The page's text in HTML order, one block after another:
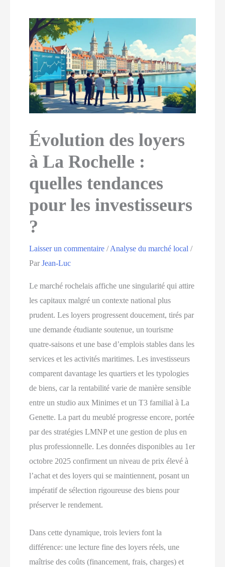
Évolution des loyers
à La Rochelle :
quelles tendances
pour les investisseurs
?
Laisser un commentaire /Analyse du marché local /
ParJean-Luc
Le marché rochelais affiche une singularité qui attire
les capitaux malgré un contexte national plus
prudent. Les loyers progressent doucement, tirés par
une demande étudiante soutenue, un tourisme
quatre-saisons et une base d’emplois stables dans les
services et les activités maritimes. Les investisseurs
comparent davantage les quartiers et les typologies
de biens, car la rentabilité varie de manière sensible
entre un studio aux Minimes et un T3 familial à La
Genette. La part du meublé progresse encore, portée
par des stratégies LMNP et une gestion de plus en
plus professionnelle. Les données disponibles au 1er
octobre 2025 confirment un niveau de prix élevé à
l’achat et des loyers qui se maintiennent, posant un
impératif de sélection rigoureuse des biens pour
préserver le rendement.
Dans cette dynamique, trois leviers font la
différence: une lecture fine des loyers réels, une
maîtrise des coûts (financement, frais, charges) et